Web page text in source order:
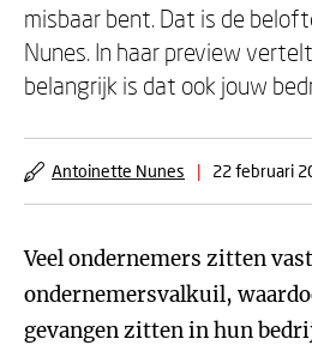
misbaar bent. Dat is de
Nunes. In haar preview
belangrijk is dat ook jouw
Antoinette Nunes | 22 februari
Veel ondernemers zitten
ondernemersvalkuil,
gevangen zitten in hun